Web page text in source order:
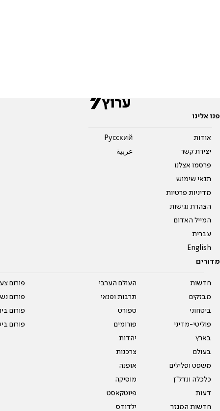
פנו אלינו
אודות
יצירת קשר
פרסמו אצלנו
תנאי שימוש
מדיניות פרטיות
הצהרת נגישות
המייל האדום
עברית
English
Pусский
عربية
מדורים
חדשות
מבזקים
ביטחוני
פוליטי-מדיני
בארץ
בעולם
משפט ופלילים
כלכלה ונדל"ן
דעות
חדשות המגזר
העולם הערבי
תרבות ופנאי
ספורט
פורומים
יהדות
צרכנות
אופנה
מוסיקה
פיוטקאסט
ילדודס
פורום
פורום
פורום
פורום